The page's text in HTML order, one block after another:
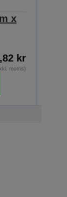
x
kr
moms)